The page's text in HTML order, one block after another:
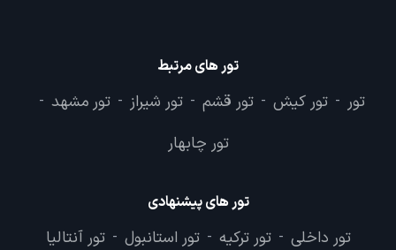
تور های مرتبط
تور - تور کیش - تور قشم - تور شیراز - تور مشهد -
تور چابهار
تور های پیشنهادی
تور داخلی - تور ترکیه - تور استانبول - تور آنتالیا